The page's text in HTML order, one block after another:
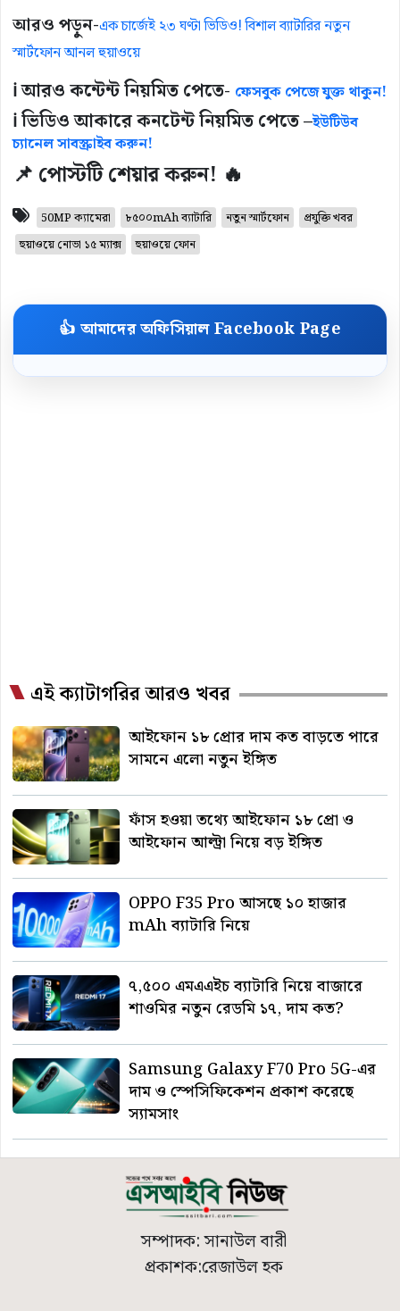
আরও পড়ুন-এক চার্জেই ২৩ ঘণ্টা ভিডিও! বিশাল ব্যাটারির নতুন
স্মার্টফোন আনল হুয়াওয়ে
ℹ️ আরও কন্টেন্ট নিয়মিত পেতে- ফেসবুক পেজে যুক্ত থাকুন!
ℹ️ ভিডিও আকারে কনটেন্ট নিয়মিত পেতে –ইউটিউব
চ্যানেল সাবস্ক্রাইব করুন!
📌 পোস্টটি শেয়ার করুন! 🔥
50MP ক্যামেরা ৮৫০০mAh ব্যাটারি নতুন স্মার্টফোন
প্রযুক্তি খবর
হুয়াওয়ে নোভা ১৫ ম্যাক্স
হুয়াওয়ে ফোন
👍 আমাদের অফিসিয়াল Facebook Page
এই ক্যাটাগরির আরও খবর
আইফোন ১৮ প্রোর দাম কত বাড়তে পারে
সামনে এলো নতুন ইঙ্গিত
ফাঁস হওয়া তথ্যে আইফোন ১৮ প্রো ও
আইফোন আল্ট্রা নিয়ে বড় ইঙ্গিত
OPPO F35 Pro আসছে ১০ হাজার
mAh ব্যাটারি নিয়ে
৭,৫০০ এমএএইচ ব্যাটারি নিয়ে বাজারে
শাওমির নতুন রেডমি ১৭, দাম কত?
Samsung Galaxy F70 Pro 5G-এর
দাম ও স্পেসিফিকেশন প্রকাশ করেছে
স্যামসাং
সম্পাদক: সানাউল বারী
প্রকাশক:রেজাউল হক